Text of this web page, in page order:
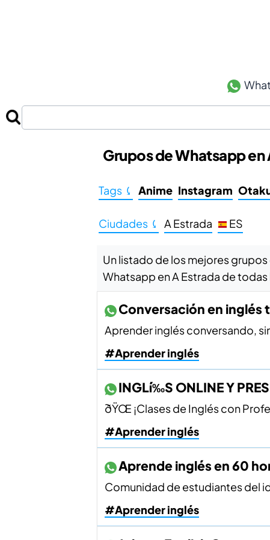
Grupos de Whatsapp
Tags ⤹ Anime Instagram
Ciudades ⤹ A Estrada ES
Un listado de los mejores
Whatsapp en A Estrada de
Conversación en inglés
Aprender inglés conversando,
#Aprender inglés
INGLí‰S ONLINE Y
ðŸŒ ¡Clases de Inglés con
#Aprender inglés
Aprende inglés en 60
Comunidad de estudiantes del
#Aprender inglés